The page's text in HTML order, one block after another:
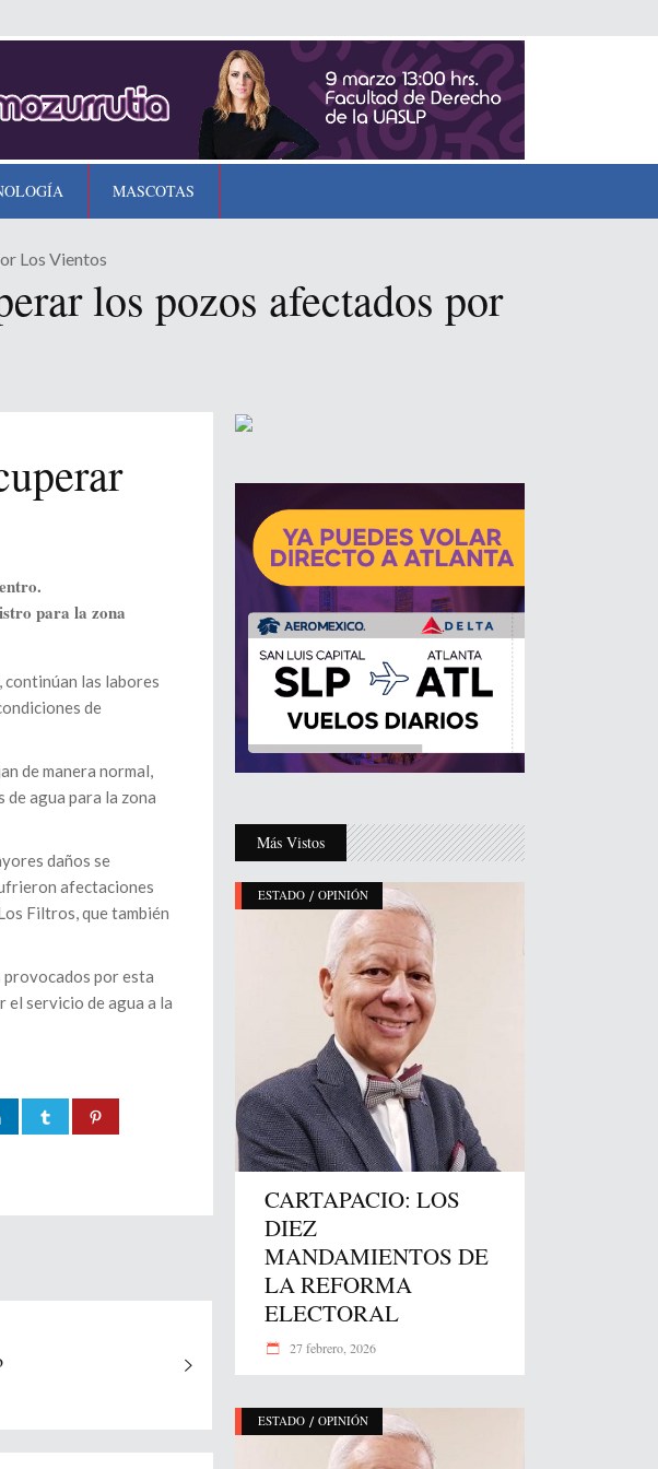
MASCOTAS
Los Vientos
los pozos afectados por
para la zona
continúan las labores
de
de manera normal,
agua para la zona
daños se
afectaciones
Filtros, que también
provocados por esta
servicio de agua a la
Más Vistos
ESTADO / OPINIÓN
CARTAPACIO: LOS
DIEZ
MANDAMIENTOS DE
LA REFORMA
ELECTORAL
27 febrero, 2026
ESTADO / OPINIÓN